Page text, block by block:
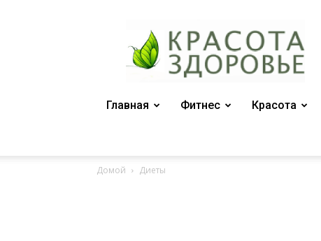
журнал
"Красота
и
Главная
Фитнес Красота
Домой Диеты